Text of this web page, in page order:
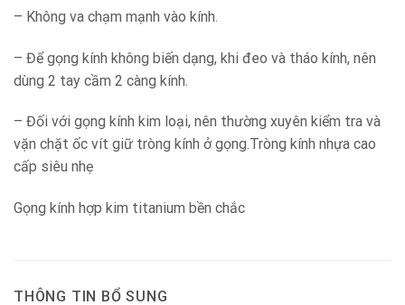
– Không va chạm mạnh vào kính.
– Để gọng kính không biến dạng, khi đeo và tháo kính, nên
dùng 2 tay cầm 2 càng kính.
– Đối với gọng kính kim loại, nên thường xuyên kiểm tra và
vặn chặt ốc vít giữ tròng kính ở gọng.Tròng kính nhựa cao
cấp siêu nhẹ
Gọng kính hợp kim titanium bền chắc
THÔNG TIN BỔ SUNG